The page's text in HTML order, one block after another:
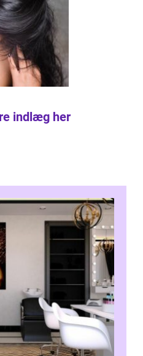
indlæg her